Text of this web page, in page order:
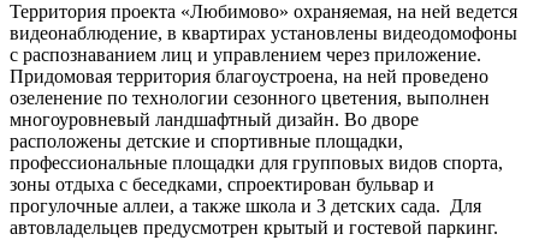
Территория проекта «Любимово» охраняемая, на ней ведется
видеонаблюдение, в квартирах установлены видеодомофоны
с распознаванием лиц и управлением через приложение.
Придомовая территория благоустроена, на ней проведено
озеленение по технологии сезонного цветения, выполнен
многоуровневый ландшафтный дизайн. Во дворе
расположены детские и спортивные площадки,
профессиональные площадки для групповых видов спорта,
зоны отдыха с беседками, спроектирован бульвар и
прогулочные аллеи, а также школа и 3 детских сада. Для
автовладельцев предусмотрен крытый и гостевой паркинг.